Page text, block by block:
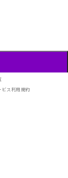
ビス利用規約